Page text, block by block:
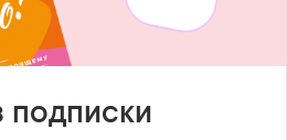
подписки